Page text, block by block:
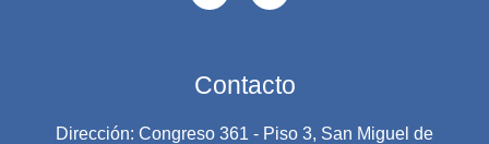
Contacto
Dirección: Congreso 361 - Piso 3, San Miguel de